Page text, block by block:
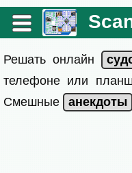
Решать онлайн
телефоне или
Смешные